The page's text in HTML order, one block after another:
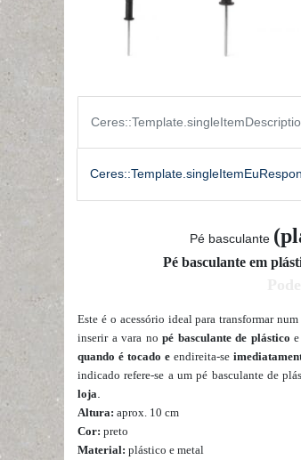
Pé basculante
Pé basculante em
Este é o acessório ideal para transformar
inserir a vara no pé basculante de plástico
quando é tocado e endireita-se
indicado refere-se a um pé basculante de
loja
Altura: aprox. 10 cm
Cor: preto
Material: plástico e metal